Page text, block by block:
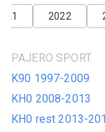
2022
PAJERO SPORT
K90 1997-2009
KH0 2008-2013
KH0 rest 2013-